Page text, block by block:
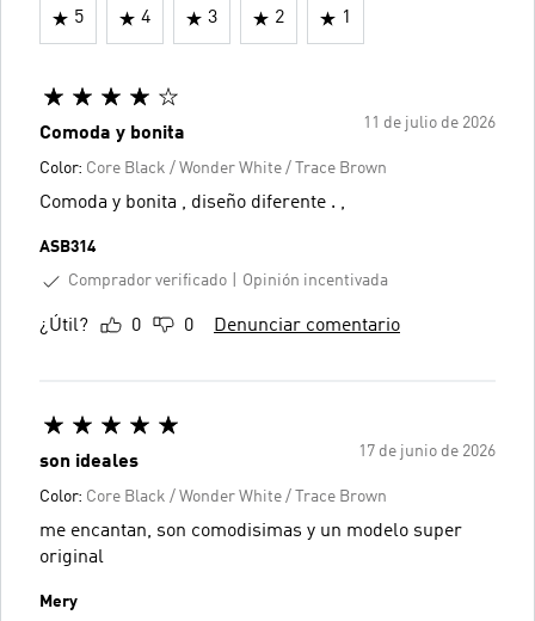
5 4 3 2 1
11 de julio de 2026
Comoda y bonita
Color: Core Black / Wonder White / Trace Brown
Comoda y bonita , diseño diferente . ,
ASB314
Comprador verificado
Opinión incentivada
¿Útil? 0 0 Denunciar comentario
17 de junio de 2026
son ideales
Color: Core Black / Wonder White / Trace Brown
me encantan, son comodisimas y un modelo super
original
Mery